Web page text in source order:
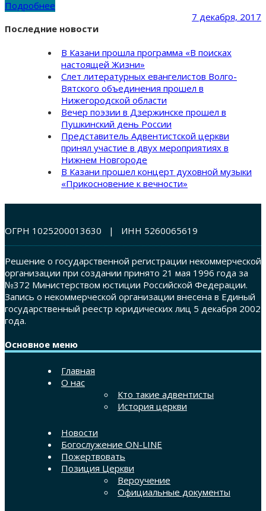
Подробнее
7 декабря, 2017
Последние новости
В Казани прошла программа «В поисках
настоящей Жизни»
Слет литературных евангелистов Волго-
Вятского объединения прошел в
Нижегородской области
Вечер поэзии в Дзержинске прошел в
Пушкинский день России
Представитель Адвентистской церкви
принял участие в двух мероприятиях в
Нижнем Новгороде
В Казани прошел концерт духовной музыки
«Прикосновение к вечности»
ОГРН 1025200013630 | ИНН 5260065619
Решение о государственной регистрации некоммерческой
организации при создании принято 21 мая 1996 года за
№372 Министерством юстиции Российской Федерации.
Запись о некоммерческой организации внесена в Единый
государственный реестр юридических лиц 5 декабря 2002
года.
Основное меню
Главная
О нас
Кто такие адвентисты
История церкви
Новости
Богослужение ON-LINE
Пожертвовать
Позиция Церкви
Вероучение
Официальные документы